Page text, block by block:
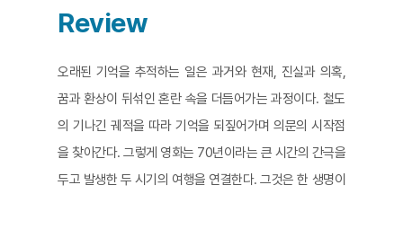
Review
오래된 기억을 추적하는 일은 과거와 현재, 진실과 의혹,
꿈과 환상이 뒤섞인 혼란 속을 더듬어가는 과정이다. 철도
의 기나긴 궤적을 따라 기억을 되짚어가며 의문의 시작점
을 찾아간다. 그렇게 영화는 70년이라는 큰 시간의 간극을
두고 발생한 두 시기의 여행을 연결한다. 그것은 한 생명이